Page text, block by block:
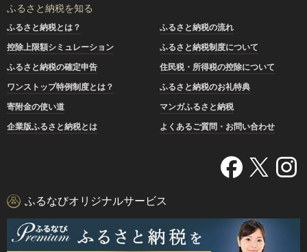
ふるさと納税を知る
ふるさと納税とは？
ふるさと納税の流れ
控除上限額シミュレーション
ふるさと納税制度について
ふるさと納税の確定申告
住民税・所得税の控除について
ワンストップ特例制度とは？
ふるさと納税のお礼特典
寄附金の使い道
マンガふるさと納税
企業版ふるさと納税とは
よくあるご質問・お問い合わせ
ふるなびオリジナルサービス